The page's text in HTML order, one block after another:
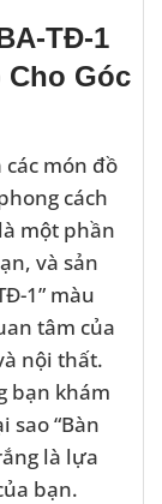
TĐ-1
Cho Góc
món đồ
cách
một phần
và sản
1” màu
tâm của
nội thất.
bạn khám
sao “Bàn
là lựa
bạn.